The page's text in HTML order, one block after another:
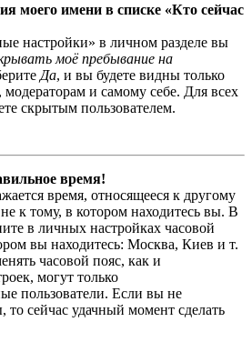
моего имени в списке «Кто сейчас
настройки» в личном разделе вы
моё пребывание на
Да, и вы будете видны только
и самому себе. Для всех
скрытым пользователем.
время!
время, относящееся к другому
к тому, в котором находитесь вы. В
в личных настройках часовой
вы находитесь: Москва, Киев и т.
часовой пояс, как и
могут только
пользователи. Если вы не
то сейчас удачный момент сделать